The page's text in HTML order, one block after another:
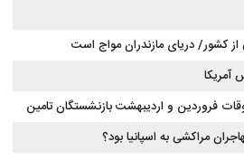
کشور/ دریای مازندران مواج است
آمریکا
فروردین و اردیبهشت بازنشستگان تامین
مراکشی به اسپانیا بود؟